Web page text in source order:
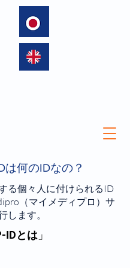
は何のIDなの？
る個々人に付けられるID
（マイメディプロ）サ
します。
IDとは 」